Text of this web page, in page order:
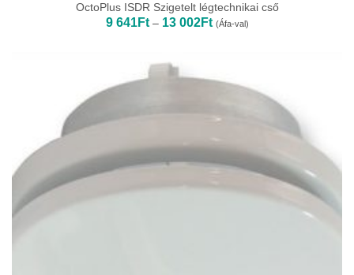
OctoPlus ISDR Szigetelt légtechnikai cső
9 641Ft – 13 002FtÁrtartomány:
9
(Áfa-val)